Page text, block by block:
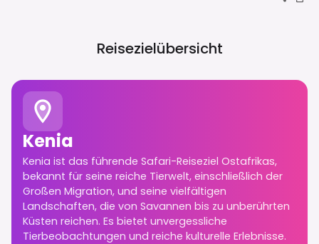
Reisezielübersicht
Kenia
Kenia ist das führende Safari-Reiseziel Ostafrikas,
bekannt für seine reiche Tierwelt, einschließlich der
Großen Migration, und seine vielfältigen
Landschaften, die von Savannen bis zu unberührten
Küsten reichen. Es bietet unvergessliche
Tierbeobachtungen und reiche kulturelle Erlebnisse.